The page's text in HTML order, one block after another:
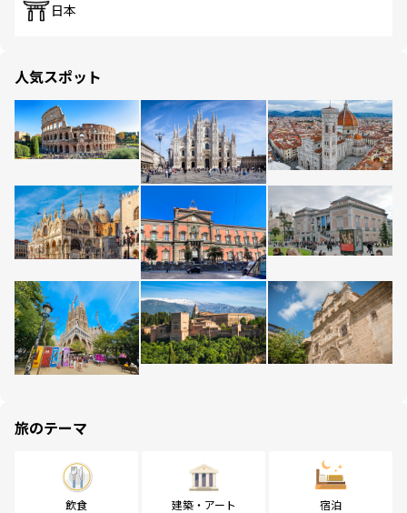
日本
人気スポット
旅のテーマ
飲食 建築・アート 宿泊